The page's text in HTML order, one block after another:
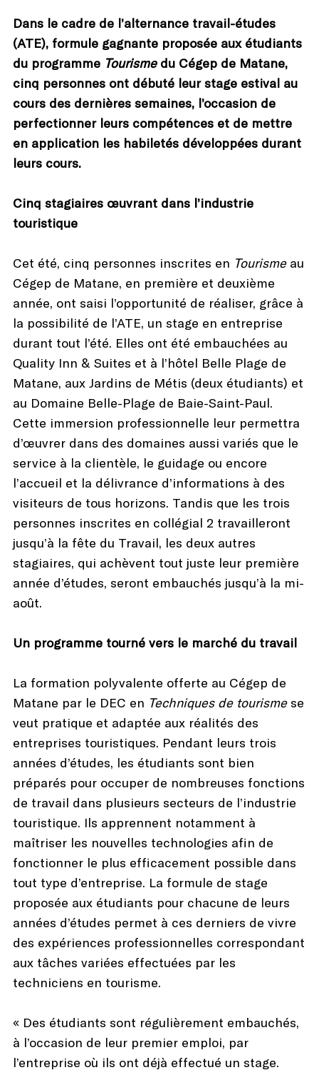
Dans le cadre de l’alternance travail-études
(ATE), formule gagnante proposée aux étudiants
du programme Tourismedu Cégep de Matane,
cinq personnes ont débuté leur stage estival au
cours des dernières semaines, l’occasion de
perfectionner leurs compétences et de mettre
en application les habiletés développées durant
leurs cours.
Cinq stagiaires œuvrant dans l’industrie
touristique
Cet été, cinq personnes inscrites en Tourismeau
Cégep de Matane, en première et deuxième
année, ont saisi l’opportunité de réaliser, grâce à
la possibilité de l’ATE, un stage en entreprise
durant tout l’été. Elles ont été embauchées au
Quality Inn & Suites et à l’hôtel Belle Plage de
Matane, aux Jardins de Métis (deux étudiants) et
au Domaine Belle-Plage de Baie-Saint-Paul.
Cette immersion professionnelle leur permettra
d’œuvrer dans des domaines aussi variés que le
service à la clientèle, le guidage ou encore
l’accueil et la délivrance d’informations à des
visiteurs de tous horizons. Tandis que les trois
personnes inscrites en collégial 2 travailleront
jusqu’à la fête du Travail, les deux autres
stagiaires, qui achèvent tout juste leur première
année d’études, seront embauchés jusqu’à la mi-
août.
Un programme tourné vers le marché du travail
La formation polyvalente offerte au Cégep de
Matane par le DEC en Techniques de tourismese
veut pratique et adaptée aux réalités des
entreprises touristiques. Pendant leurs trois
années d’études, les étudiants sont bien
préparés pour occuper de nombreuses fonctions
de travail dans plusieurs secteurs de l’industrie
touristique. Ils apprennent notamment à
maîtriser les nouvelles technologies afin de
fonctionner le plus efficacement possible dans
tout type d’entreprise. La formule de stage
proposée aux étudiants pour chacune de leurs
années d’études permet à ces derniers de vivre
des expériences professionnelles correspondant
aux tâches variées effectuées par les
techniciens en tourisme.
« Des étudiants sont régulièrement embauchés,
à l’occasion de leur premier emploi, par
l’entreprise où ils ont déjà effectué un stage.